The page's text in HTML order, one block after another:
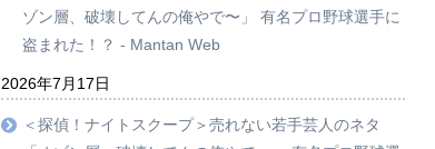
ゾン層、破壊してんの俺やで〜」 有名プロ野球選手に
盗まれた！？ - Mantan Web
2026年7月17日
＜探偵！ナイトスクープ＞売れない若手芸人のネタ